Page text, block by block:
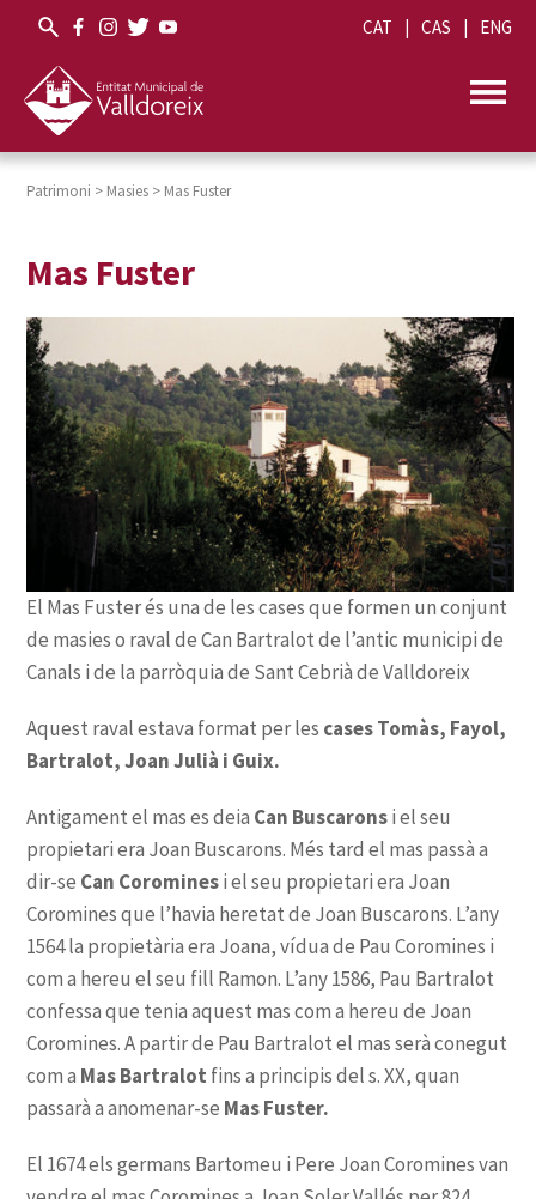
CAT CAS ENG
Patrimoni > Masies > Mas Fuster
cases Tomàs, Fayol,
Bartralot, Joan Julià i Guix.
Can Buscarons
Can Coromines
Mas Bartralot
Mas Fuster.